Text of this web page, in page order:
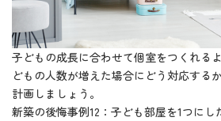
子どもの成長に合わせて個室をつくれる
どもの人数が増えた場合にどう対応する
計画しましょう。
新築の後悔事例12：子ども部屋を1つに